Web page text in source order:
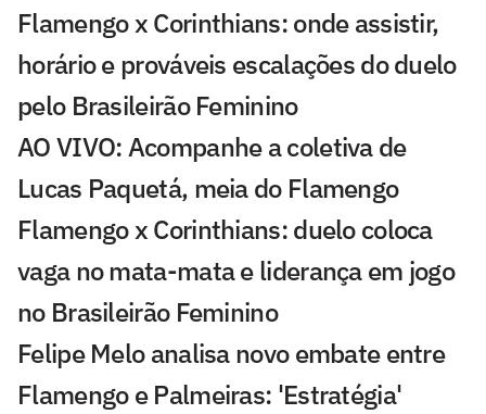
Flamengo x Corinthians: onde assistir,
horário e prováveis escalações do duelo
pelo Brasileirão Feminino
AO VIVO: Acompanhe a coletiva de
Lucas Paquetá, meia do Flamengo
Flamengo x Corinthians: duelo coloca
vaga no mata-mata e liderança em jogo
no Brasileirão Feminino
Felipe Melo analisa novo embate entre
Flamengo e Palmeiras: 'Estratégia'